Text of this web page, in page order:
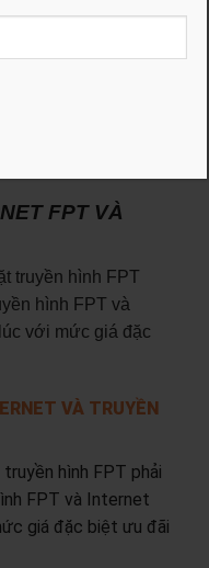
đặt, tặng thêm 1
đặt, tặng thêm 2
FPT VÀ
truyền hình FPT
hình FPT và
với mức giá đặc
VÀ TRUYỀN
hình FPT phải
FPT và Internet
giá đặc biệt ưu đãi